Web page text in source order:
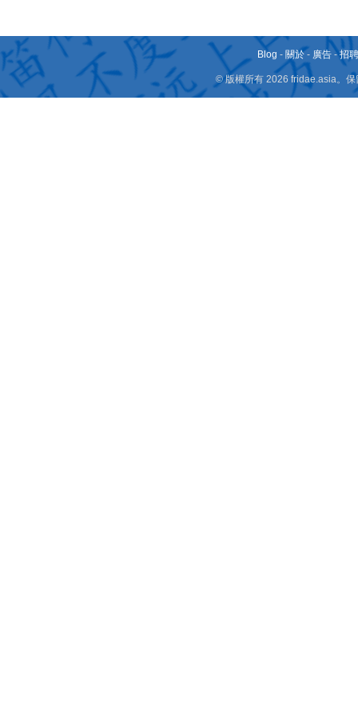
Blog - 關於 - 廣告 -招
© 版權所有 2026 fridae.asia。